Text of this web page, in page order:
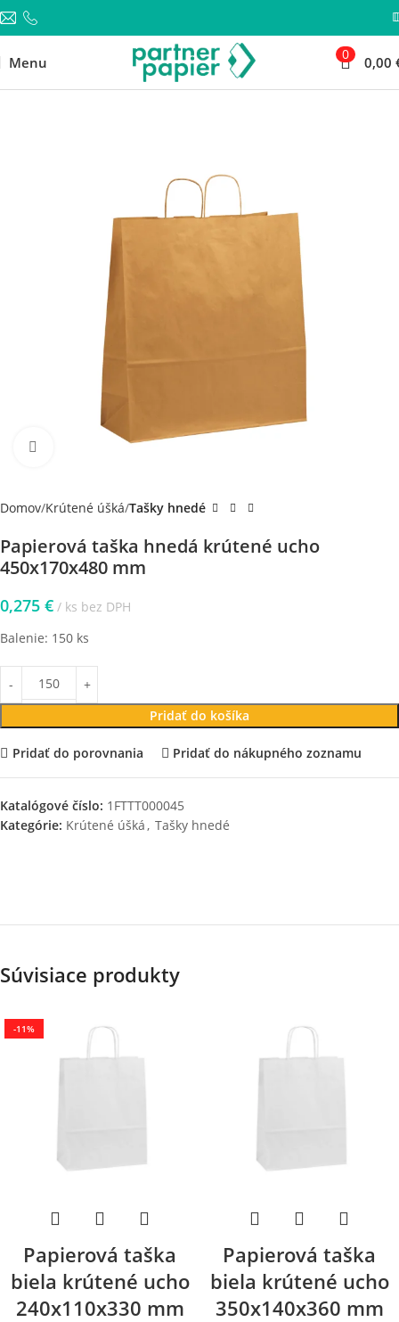
Menu 0 0,00
Klikni pre zväčšenie
Domov Krútené úšká Tašky hnedé
Papierová taška hnedá krútené ucho
450x170x480 mm
0,275 €
ks bez DPH
Balenie: 150 ks
Pridať do košíka
Pridať do porovnania Pridať do nákupného zoznamu
Katalógové číslo: 1FTTT000045
Kategórie: Krútené úšká, Tašky hnedé
Súvisiace produkty
-11%
Papierová taška
biela krútené ucho
240x110x330 mm
Papierová taška
biela krútené ucho
350x140x360 mm